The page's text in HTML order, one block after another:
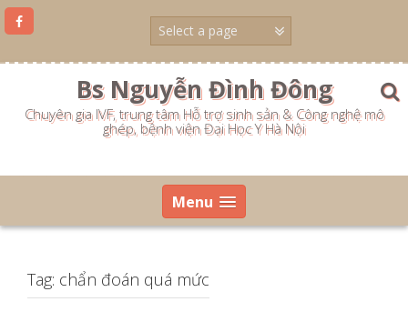
Skip
Bs Nguyễn Đình Đông
Chuyên gia IVF, trung tâm Hỗ trợ sinh sản & Công nghệ mô
ghép, bệnh viện Đại Học Y Hà Nội
Menu
Tag: chẩn đoán quá mức